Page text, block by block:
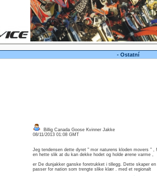
- Ostatní
Billig Canada Goose Kvinner Jakke
08/11/2013 01:08 GMT
Jeg tendensen dette dyret " mor naturens kloden movers "
en hette slik at du kan dekke hodet og holde ørene varme ,
er De dunjakker ganske foretrukket i tillegg. Dette skaper
passer for nation som trengte slike klær . med et regionalt